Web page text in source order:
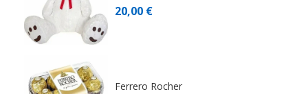
20,00 €
Ferrero Rocher